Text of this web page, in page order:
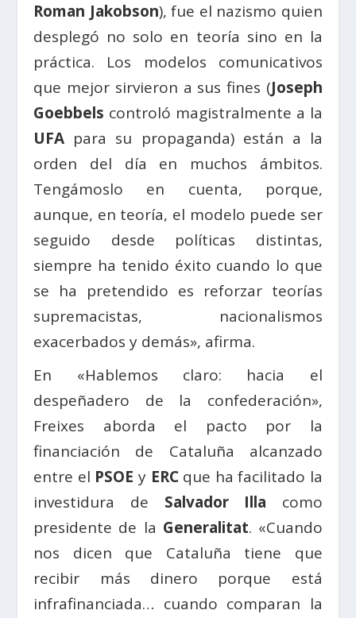
Roman Jakobson), fue el nazismo quien
desplegó no solo en teoría sino en la
práctica. Los modelos comunicativos
que mejor sirvieron a sus fines (Joseph
Goebbels controló magistralmente a la
UFA para su propaganda) están a la
orden del día en muchos ámbitos.
Tengámoslo en cuenta, porque,
aunque, en teoría, el modelo puede ser
seguido desde políticas distintas,
siempre ha tenido éxito cuando lo que
se ha pretendido es reforzar teorías
supremacistas, nacionalismos
exacerbados y demás», afirma.
En «Hablemos claro: hacia el
despeñadero de la confederación»,
Freixes aborda el pacto por la
financiación de Cataluña alcanzado
entre el PSOE y ERCque ha facilitado la
investidura de Salvador Illa como
presidente de la Generalitat. «Cuando
nos dicen que Cataluña tiene que
recibir más dinero porque está
infrafinanciada… cuando comparan la